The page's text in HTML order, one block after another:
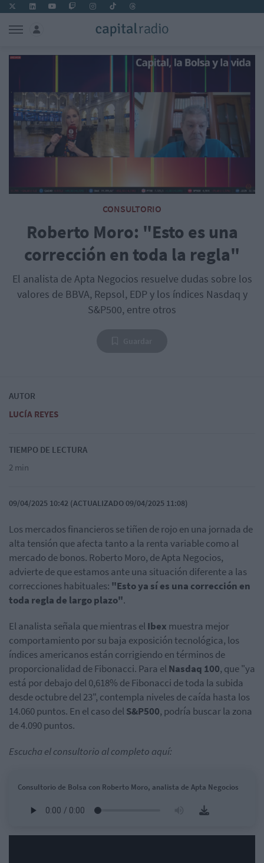
CONSULTORIO
Roberto Moro: "Esto es una
corrección en toda la regla"
El analista de Apta Negocios resuelve dudas sobre los
valores de BBVA, Repsol, EDP y los índices Nasdaq y
S&P500, entre otros
AUTOR
LUCÍA REYES
TIEMPO DE LECTURA
2 min
09/04/2025 10:42 (ACTUALIZADO 09/04/2025 11:08)
Los mercados financieros se tiñen de rojo en una jornada de
alta tensión que afecta tanto a la renta variable como al
mercado de bonos. Roberto Moro, de Apta Negocios,
advierte de que estamos ante una situación diferente a las
correcciones habituales: "Esto ya sí es una corrección en
toda regla de largo plazo".
El analista señala que mientras elIbex muestra mejor
comportamiento por su baja exposición tecnológica, los
índices americanos están corrigiendo en términos de
proporcionalidad de Fibonacci. Para elNasdaq 100, que "ya
está por debajo del 0,618% de Fibonacci de toda la subida
desde octubre del 23", contempla niveles de caída hasta los
14.060 puntos. En el caso delS&P500, podría buscar la zona
de 4.090 puntos.
Escucha el consultorio al completo aquí:
Consultorio de Bolsa con Roberto Moro, analista de Apta Negocios